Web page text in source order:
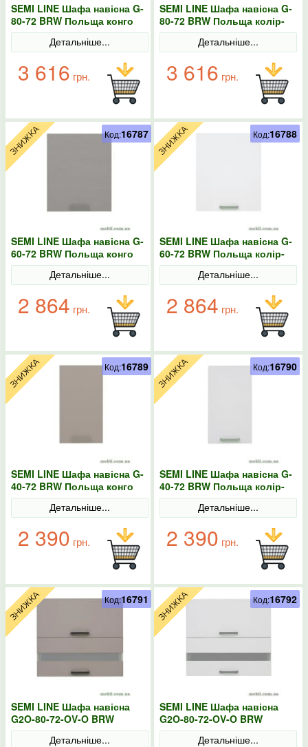
SEMI LINE Шафа навісна G-
80-72 BRW Польща конго
Детальніше...
3 616 грн.
SEMI LINE Шафа навісна G-
80-72 BRW Польща колір-
білий
Детальніше...
3 616 грн.
SEMI LINE Шафа навісна G-
60-72 BRW Польща конго
Детальніше...
2 864 грн.
Код:16787
SEMI LINE Шафа навісна G-
60-72 BRW Польща колір-
білий
Детальніше...
2 864 грн.
Код:16788
SEMI LINE Шафа навісна G-
40-72 BRW Польща конго
Детальніше...
2 390 грн.
Код:16789
SEMI LINE Шафа навісна G-
40-72 BRW Польща колір-
білий
Детальніше...
2 390 грн.
Код:16790
SEMI LINE Шафа навісна
G2O-80-72-OV-O BRW
Польща конго
Детальніше...
Код:16791
SEMI LINE Шафа навісна
G2O-80-72-OV-O BRW
Польща колір-білий
Детальніше...
Код:16792